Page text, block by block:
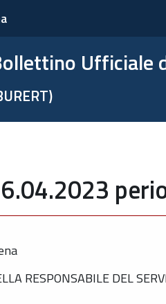
Ufficiale
RESPONSABILE DEL